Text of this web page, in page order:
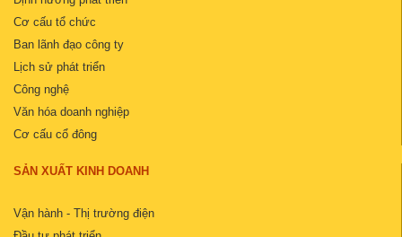
Cơ cấu tổ chức
Ban lãnh đạo công ty
Lịch sử phát triển
Công nghệ
Văn hóa doanh nghiệp
Cơ cấu cổ đông
SẢN XUẤT KINH DOANH
Vận hành - Thị trường điện